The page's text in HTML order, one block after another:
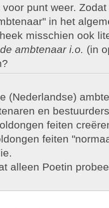
punt weer.
in het
misschien ook
ambtenaar i.o. (in
(Nederlandse)
en
feiten
feiten
alleen Poetin